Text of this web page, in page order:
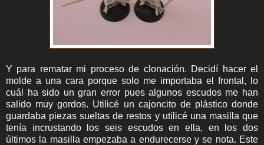
Y para rematar mi proceso de clonación. Decidí hacer el
molde a una cara porque solo me importaba el frontal, lo
cuál ha sido un gran error pues algunos escudos me han
salido muy gordos. Utilicé un cajoncito de plástico donde
guardaba piezas sueltas de restos y utilicé una masilla que
tenía incrustando los seis escudos en ella, en los dos
últimos la masilla empezaba a endurecerse y se nota. Este